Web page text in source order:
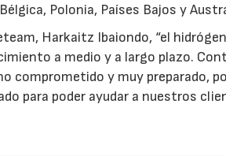
Polonia, Países Bajos y
Harkaitz Ibaiondo, “el
a medio y a largo plazo.
comprometido y muy preparado,
para poder ayudar a nuestros